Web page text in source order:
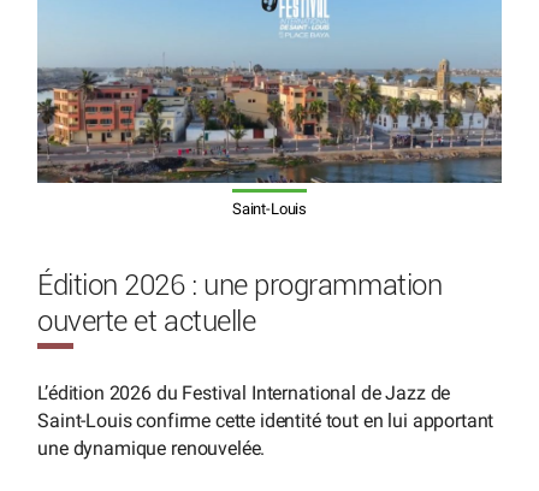
Saint-Louis
Édition 2026 : une programmation
ouverte et actuelle
L’édition 2026 du Festival International de Jazz de
Saint-Louis confirme cette identité tout en lui apportant
une dynamique renouvelée.